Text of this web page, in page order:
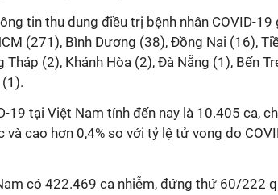
tin thu dung điều trị bệnh nhân COVID-19
(271), Bình Dương (38), Đồng Nai (16),
(2), Khánh Hòa (2), Đà Nẵng (1), Bến
19 tại Việt Nam tính đến nay là 10.405 ca,
và cao hơn 0,4% so với tỷ lệ tử vong do
có 422.469 ca nhiễm, đứng thứ 60/222